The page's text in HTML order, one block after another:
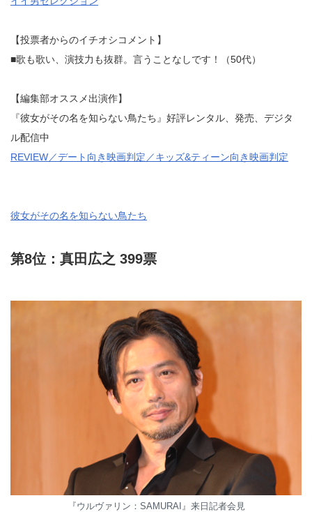
【投票者からのイチオシコメント】
■歌も歌い、演技力も抜群。言うことなしです！（50代）
【編集部オススメ出演作】
『彼女がその名を知らない鳥たち』好評レンタル、発売、デジタ
ル配信中
REVIEW／デート向き映画判定／キッズ&ティーン向き映画判定
彼女がその名を知らない鳥たち
第8位：真田広之 399票
『ウルヴァリン：SAMURAI』来日記者会見